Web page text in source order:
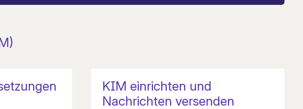
KIM einrichten und
Nachrichten versenden